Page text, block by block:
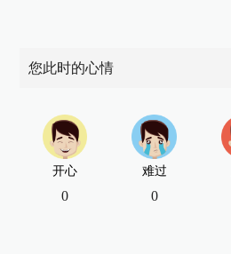
您此时的心情
开心
0
难过
0